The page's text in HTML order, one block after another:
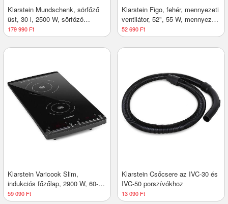
Klarstein Mundschenk, sörfőző
üst, 30 l, 2500 W, sörfőző
berendezés, rozsdamentes acél
179 990 Ft
Klarstein Figo, fehér, mennyezeti
ventilátor, 52", 55 W, mennyezeti
lámpa, 2 x 42 W, távirányító
52 690 Ft
Klarstein Varicook Slim,
indukciós főzőlap, 2900 W, 60-
240 °C, 2 főzőlap, fekete
59 090 Ft
Klarstein Csőcsere az IVC-30 és
IVC-50 porszívókhoz
13 090 Ft